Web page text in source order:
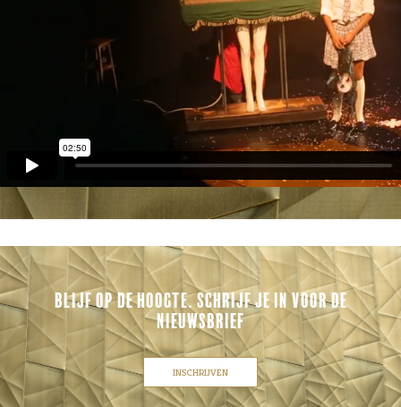
BLIJF OP DE HOOGTE. SCHRIJF JE IN VOOR DE
NIEUWSBRIEF
INSCHRIJVEN